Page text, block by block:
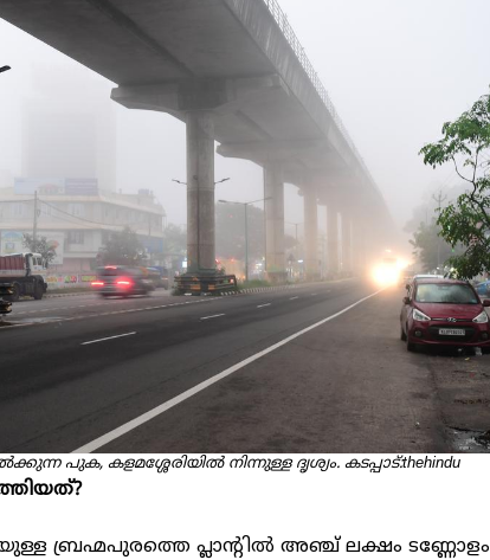
പുക, കളമശ്ശേരിയിൽ നിന്നുള്ള ദൃശ്യം. കടപ്പാട്:thehindu
ബ്രഹ്മപുരത്തെ പ്ലാന്റിൽ അഞ്ച് ലക്ഷം ടണ്ണോളം